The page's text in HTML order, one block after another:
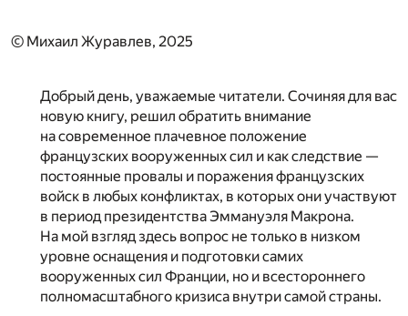
© Михаил Журавлев, 2025
Добрый день, уважаемые читатели. Сочиняя для вас
новую книгу, решил обратить внимание
на современное плачевное положение
французских вооруженных сил и как следствие —
постоянные провалы и поражения французских
войск в любых конфликтах, в которых они участвуют
в период президентства Эммануэля Макрона.
На мой взгляд здесь вопрос не только в низком
уровне оснащения и подготовки самих
вооруженных сил Франции, но и всестороннего
полномасштабного кризиса внутри самой страны.